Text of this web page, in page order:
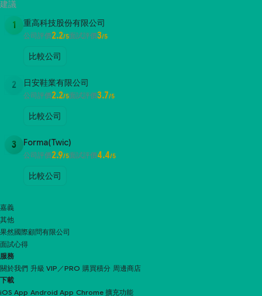
建議
1 重高科技股份有限公司
公司評價2.2/5面試評價3/5
比較公司
2 日安鞋業有限公司
公司評價2.2/5面試評價3.7/5
比較公司
3 Forma(Twic)
公司評價2.9/5面試評價4.4/5
比較公司
嘉義
其他
果然國際顧問有限公司
面試心得
服務
關於我們 升級 VIP／PRO 購買積分 周邊商店
下載
iOS App Android App Chrome 擴充功能